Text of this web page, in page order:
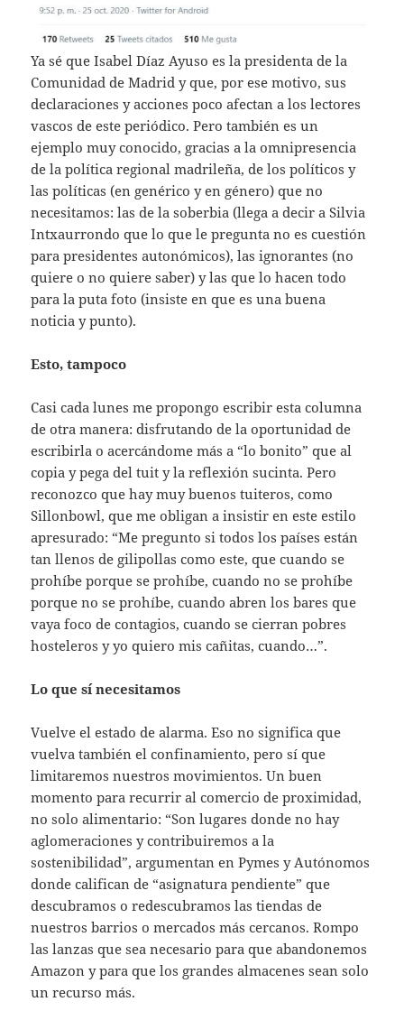
Ya sé que Isabel Díaz Ayuso es la presidenta de la
Comunidad de Madrid y que, por ese motivo, sus
declaraciones y acciones poco afectan a los lectores
vascos de este periódico. Pero también es un
ejemplo muy conocido, gracias a la omnipresencia
de la política regional madrileña, de los políticos y
las políticas (en genérico y en género) que no
necesitamos: las de la soberbia (llega a decir a Silvia
Intxaurrondo que lo que le pregunta no es cuestión
para presidentes autonómicos), las ignorantes (no
quiere o no quiere saber) y las que lo hacen todo
para la puta foto (insiste en que es una buena
noticia y punto).
Esto, tampoco
Casi cada lunes me propongo escribir esta columna
de otra manera: disfrutando de la oportunidad de
escribirla o acercándome más a “lo bonito” que al
copia y pega del tuit y la reflexión sucinta. Pero
reconozco que hay muy buenos tuiteros, como
Sillonbowl, que me obligan a insistir en este estilo
apresurado: “Me pregunto si todos los países están
tan llenos de gilipollas como este, que cuando se
prohíbe porque se prohíbe, cuando no se prohíbe
porque no se prohíbe, cuando abren los bares que
vaya foco de contagios, cuando se cierran pobres
hosteleros y yo quiero mis cañitas, cuando…”.
Lo que sí necesitamos
Vuelve el estado de alarma. Eso no significa que
vuelva también el confinamiento, pero sí que
limitaremos nuestros movimientos. Un buen
momento para recurrir al comercio de proximidad,
no solo alimentario: “Son lugares donde no hay
aglomeraciones y contribuiremos a la
sostenibilidad”, argumentan en Pymes y Autónomos
donde califican de “asignatura pendiente” que
descubramos o redescubramos las tiendas de
nuestros barrios o mercados más cercanos. Rompo
las lanzas que sea necesario para que abandonemos
Amazon y para que los grandes almacenes sean solo
un recurso más.